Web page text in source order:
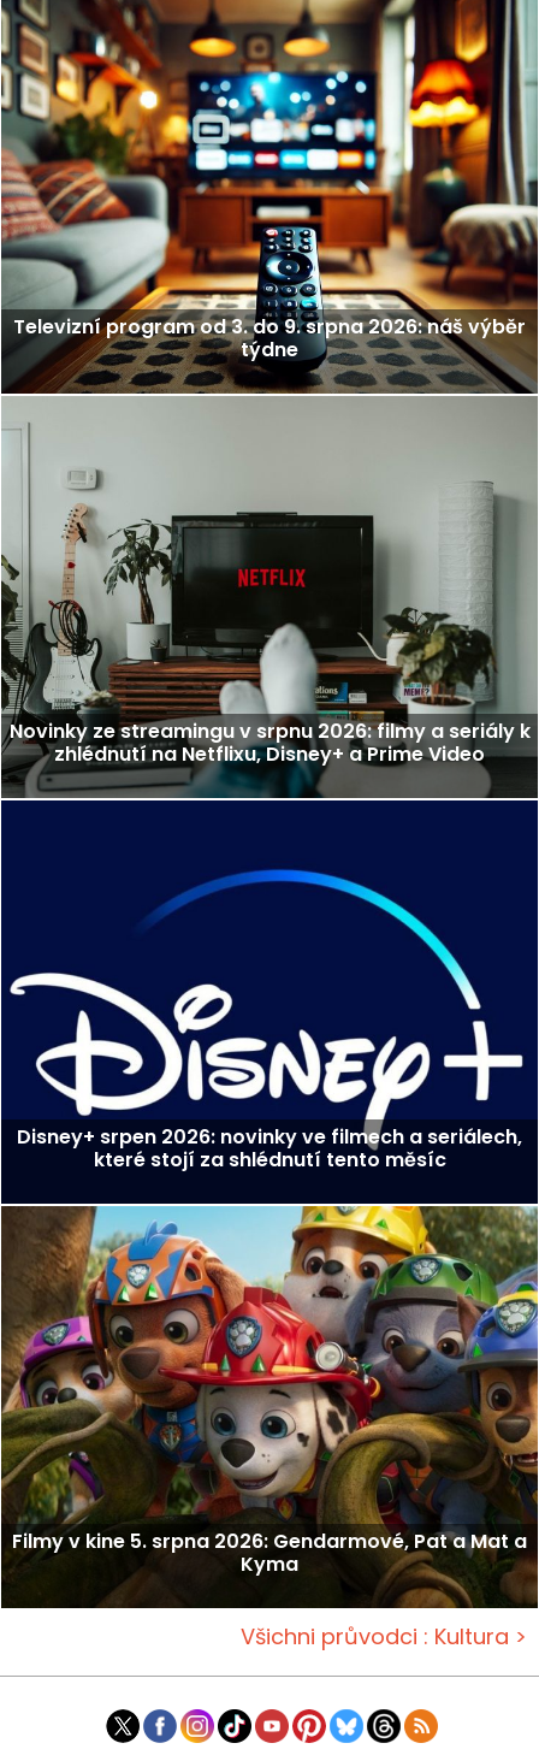
Televizní program od 3. do 9. srpna 2026: náš výběr
týdne
Novinky ze streamingu v srpnu 2026: filmy a seriály k
zhlédnutí na Netflixu, Disney+ a Prime Video
Disney+ srpen 2026: novinky ve filmech a seriálech,
které stojí za shlédnutí tento měsíc
Filmy v kine 5. srpna 2026: Gendarmové, Pat a Mat a
Kyma
Všichni průvodci : Kultura >